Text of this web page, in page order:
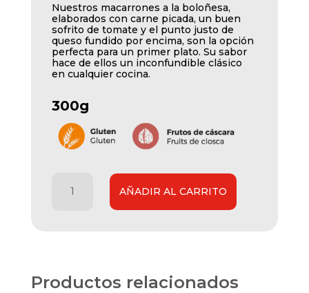
Nuestros macarrones a la boloñesa,
elaborados con carne picada, un buen
sofrito de tomate y el punto justo de
queso fundido por encima, son la opción
perfecta para un primer plato. Su sabor
hace de ellos un inconfundible clásico
en cualquier cocina.
300g
Macarrones
cantidad
AÑADIR AL CARRITO
Productos relacionados